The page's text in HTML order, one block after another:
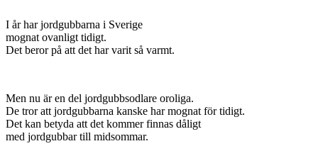
I år har jordgubbarna i Sverige
mognat ovanligt tidigt.
Det beror på att det har varit så varmt.
Men nu är en del jordgubbsodlare oroliga.
De tror att jordgubbarna kanske har mognat för tidigt.
Det kan betyda att det kommer finnas dåligt
med jordgubbar till midsommar.